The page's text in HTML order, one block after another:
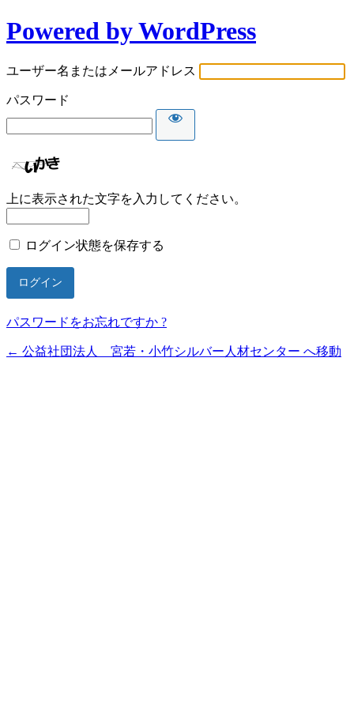
Powered by WordPress
ユーザー名またはメールアドレス
パスワード
上に表示された文字を入力してください。
ログイン状態を保存する
パスワードをお忘れですか ?
← 公益社団法人 宮若・小竹シルバー人材センター へ移動